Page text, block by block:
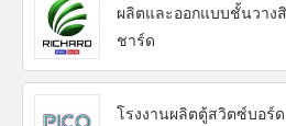
ผลิตและออกแบบชั้นวาง
ชาร์ด
โรงงานผลิตตู้สวิตซ์บอร์